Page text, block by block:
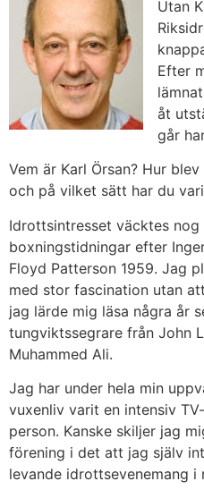
Utan
Efter
åt
går
Vem är Karl Örsan? Hur
och på vilket sätt har du
Idrottsintresset väcktes nog
boxningstidningar efter
Floyd Patterson 1959. Jag
med stor fascination utan
jag lärde mig läsa några år
tungviktssegrare från John
Muhammed Ali.
Jag har under hela min
vuxenliv varit en intensiv
person. Kanske skiljer jag
förening i det att jag själv
levande idrottsevenemang